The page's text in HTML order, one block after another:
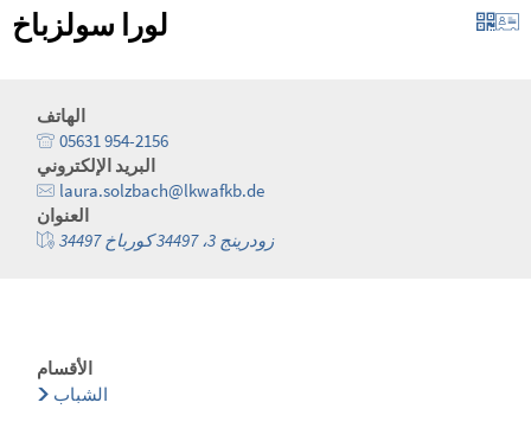
لورا سولزباخ
الهاتف
05631 954-2156
البريد الإلكتروني
laura.solzbach@lkwafkb.de
العنوان
زودرينج 3، 34497 كورباخ 34497
الأقسام
الشباب